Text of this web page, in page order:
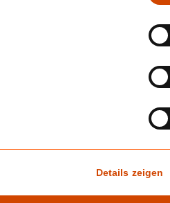
Details zeigen